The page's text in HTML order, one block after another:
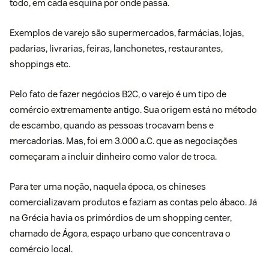
todo, em cada esquina por onde passa.
Exemplos de varejo são supermercados, farmácias, lojas,
padarias, livrarias, feiras, lanchonetes, restaurantes,
shoppings etc.
Pelo fato de fazer negócios B2C, o varejo é um tipo de
comércio extremamente antigo. Sua origem está no método
de escambo, quando as pessoas trocavam bens e
mercadorias. Mas, foi em 3.000 a.C. que as negociações
começaram a incluir dinheiro como valor de troca.
Para ter uma noção, naquela época, os chineses
comercializavam produtos e faziam as contas pelo ábaco. Já
na Grécia havia os primórdios de um shopping center,
chamado de Ágora, espaço urbano que concentrava o
comércio local.